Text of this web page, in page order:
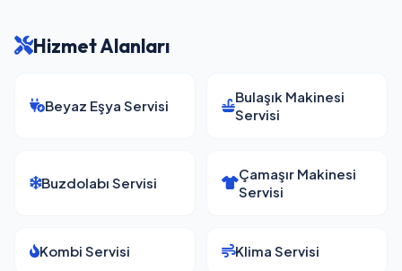
Hizmet Alanları
Beyaz Eşya Servisi
Bulaşık Makinesi
Servisi
Buzdolabı Servisi
Çamaşır Makinesi
Servisi
Kombi Servisi Klima Servisi